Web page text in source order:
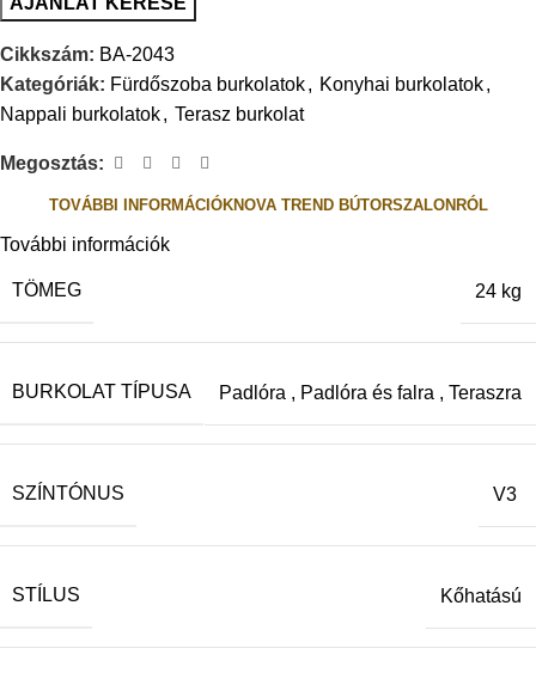
Cikkszám: BA-2043
Kategóriák: Fürdőszoba burkolatok, Konyhai burkolatok,
Nappali burkolatok, Terasz burkolat
Megosztás:
TOVÁBBI INFORMÁCIÓKNOVA TREND BÚTORSZALONRÓL
További információk
TÖMEG 24 kg
BURKOLAT TÍPUSA Padlóra , Padlóra és falra , Teraszra
SZÍNTÓNUS V3
STÍLUS Kőhatású